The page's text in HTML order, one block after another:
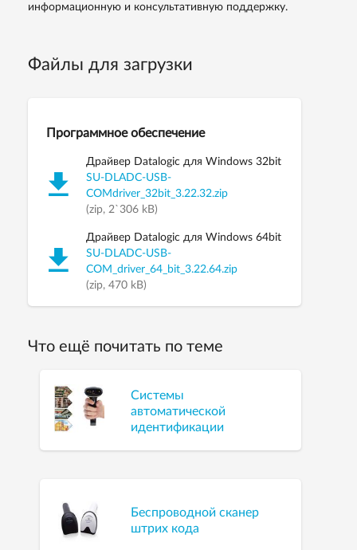
информационную и консультативную поддержку.
Файлы для загрузки
Программное обеспечение
Драйвер Datalogic для Windows 32bit
SU-DLADC-USB-
COMdriver_32bit_3.22.32.zip
(zip, 2`306 kB)
Драйвер Datalogic для Windows 64bit
SU-DLADC-USB-
COM_driver_64_bit_3.22.64.zip
(zip, 470 kB)
Что ещё почитать по теме
Системы
автоматической
идентификации
Беспроводной сканер
штрих кода